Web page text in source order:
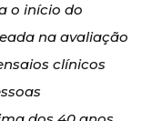
o início do
na avaliação
clínicos